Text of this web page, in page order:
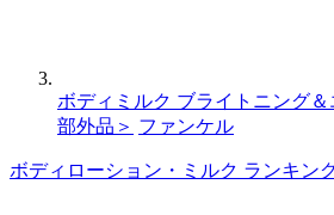
ボディミルク ブライトニング
部外品＞ ファンケル
ボディローション・ミルク ランキン